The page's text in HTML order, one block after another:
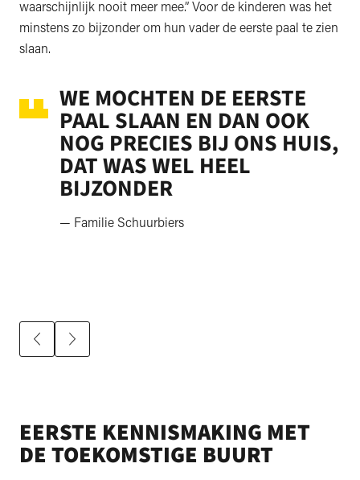
waarschijnlijk nooit meer mee.” Voor de kinderen was het
minstens zo bijzonder om hun vader de eerste paal te zien
slaan.
WE MOCHTEN DE EERSTE
PAAL SLAAN EN DAN OOK
NOG PRECIES BIJ ONS HUIS,
DAT WAS WEL HEEL
BIJZONDER
— Familie Schuurbiers
EERSTE KENNISMAKING MET
DE TOEKOMSTIGE BUURT